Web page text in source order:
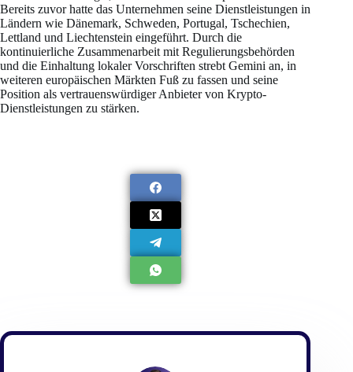
Bereits zuvor hatte das Unternehmen seine Dienstleistungen in
Ländern wie Dänemark, Schweden, Portugal, Tschechien,
Lettland und Liechtenstein eingeführt. Durch die
kontinuierliche Zusammenarbeit mit Regulierungsbehörden
und die Einhaltung lokaler Vorschriften strebt Gemini an, in
weiteren europäischen Märkten Fuß zu fassen und seine
Position als vertrauenswürdiger Anbieter von Krypto-
Dienstleistungen zu stärken.